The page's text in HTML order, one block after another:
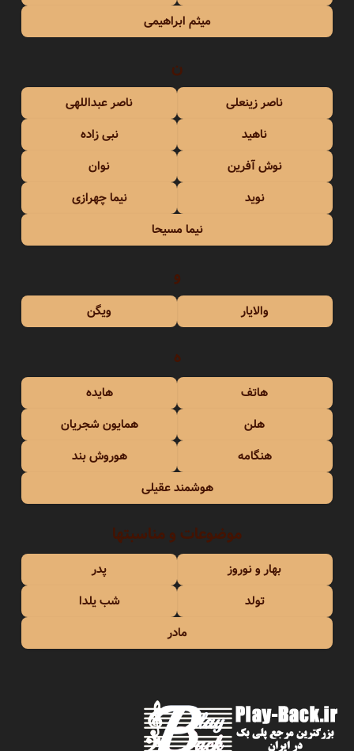
میثم ابراهیمی
ن
ناصر زینعلی
ناصر عبداللهی
ناهید
نبی زاده
نوش آفرین
نوان
نوید
نیما چهرازی
نیما مسیحا
و
والایار ویگن
ه
هاتف
هایده
هلن
همایون شجریان
هنگامه
هوروش بند
هوشمند عقیلی
موضوعات و مناسبتها
بهار و نوروز
پدر
تولد
شب یلدا
مادر